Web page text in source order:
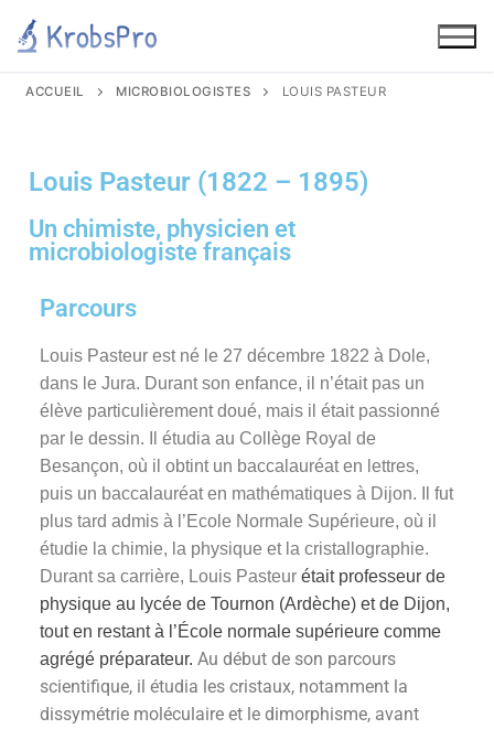
ACCUEIL MICROBIOLOGISTES LOUIS PASTEUR​
Louis Pasteur (1822 – 1895)
Un chimiste, physicien et
microbiologiste français
Parcours
Louis Pasteur est né le 27 décembre 1822 à Dole,
dans le Jura. Durant son enfance, il n’était pas un
élève particulièrement doué, mais il était passionné
par le dessin. Il étudia au Collège Royal de
Besançon, où il obtint un baccalauréat en lettres,
puis un baccalauréat en mathématiques à Dijon. Il fut
plus tard admis à l’Ecole Normale Supérieure, où il
étudie la chimie, la physique et la cristallographie.
Durant sa carrière, Louis Pasteur était professeur de
physique au lycée de Tournon (Ardèche) et de Dijon,
tout en restant à l’École normale supérieure comme
agrégé préparateur. Au début de son parcours
scientifique, il étudia les cristaux, notamment la
dissymétrie moléculaire et le dimorphisme, avant